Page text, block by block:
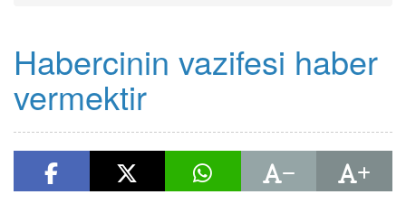
Habercinin vazifesi haber
vermektir